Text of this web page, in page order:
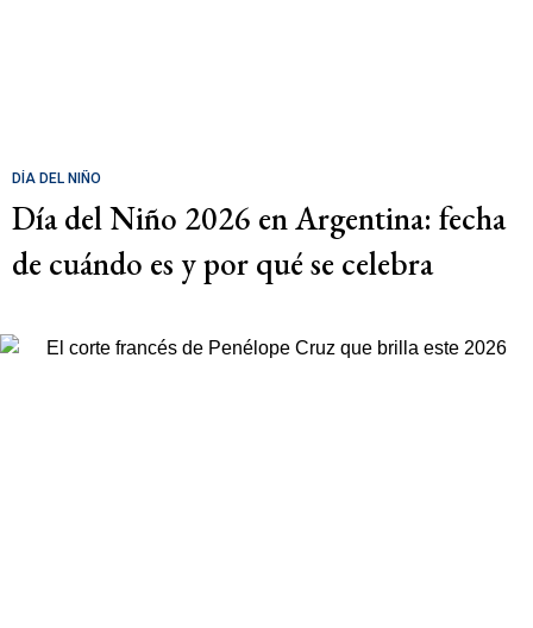
DÍA DEL NIÑO
Día del Niño 2026 en Argentina: fecha
de cuándo es y por qué se celebra